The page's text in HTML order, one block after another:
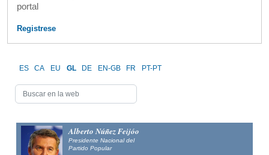
portal
Registrese
ES CA EU GL DE EN-GB FR PT-PT
Alfonso Fernández
Mañueco
Presidente del Partido Popular de Castilla y León y candidato